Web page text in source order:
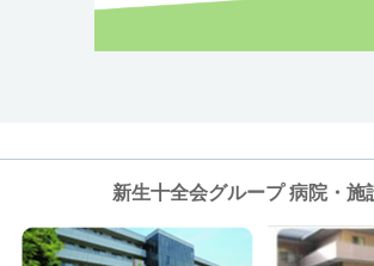
新生十全会グループ 病院・施